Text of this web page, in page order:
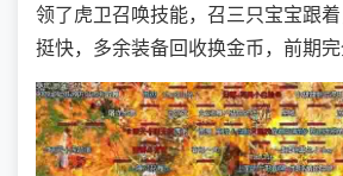
领了虎卫召唤技能，召三只宝宝跟
挺快，多余装备回收换金币，前期完